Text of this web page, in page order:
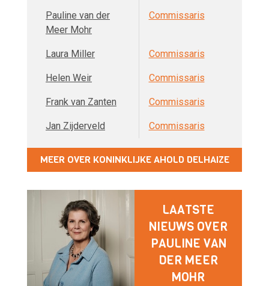
Pauline van der
Meer Mohr
Commissaris
Laura Miller Commissaris
Helen Weir Commissaris
Frank van Zanten Commissaris
Jan Zijderveld Commissaris
MEER OVER KONINKLIJKE AHOLD DELHAIZE
LAATSTE
NIEUWS OVER
PAULINE VAN
DER MEER
MOHR